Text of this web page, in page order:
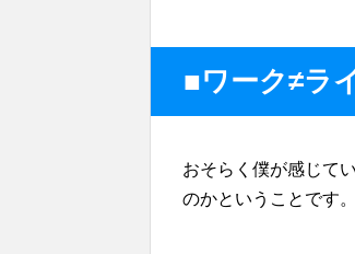
■ワーク≠ラ
おそらく僕が感じて
のかということです。